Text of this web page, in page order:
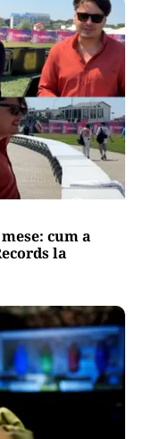
Cotroceni. O
în
asta”